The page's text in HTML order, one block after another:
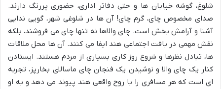
شلوغ، گوشه خیابان ها و حتی دفاتر اداری، حضوری پررنگ دارند.
صدای مخصوص چای، گرم چای! آن ها در شلوغی شهر، گویی ندایی
آشنا و آرامش بخش است. چای والاها نه تنها چای می فروشند، بلکه
نقش مهمی در بافت اجتماعی هند ایفا می کنند. آن ها محل ملاقات
ها، تبادل نظرها و شروع روز کاری بسیاری از مردم هستند. ایستادن
کنار یک چای والا و نوشیدن یک فنجان چای ماسالای بخارپز، تجربه
ای است که هر مسافری را با روح واقعی هند پیوند می دهد و به او